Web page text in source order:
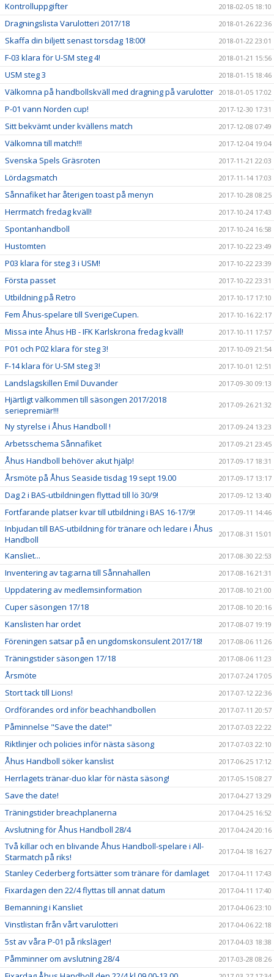
Kontrolluppgifter 2018-02-05 18:10
Dragningslista Varulotteri 2017/18 2018-01-26 22:36
Skaffa din biljett senast torsdag 18:00! 2018-01-22 23:01
F-03 klara för U-SM steg 4! 2018-01-21 15:56
USM steg 3 2018-01-15 18:46
Välkomna på handbollskväll med dragning på varulotter 2018-01-05 17:02
P-01 vann Norden cup! 2017-12-30 17:31
Sitt bekvämt under kvällens match 2017-12-08 07:49
Välkomna till match!!! 2017-12-04 19:04
Svenska Spels Gräsroten 2017-11-21 22:03
Lördagsmatch 2017-11-14 17:03
Sånnafiket har återigen toast på menyn 2017-10-28 08:25
Herrmatch fredag kväll! 2017-10-24 17:43
Spontanhandboll 2017-10-24 16:58
Hustomten 2017-10-22 23:49
P03 klara för steg 3 i USM! 2017-10-22 23:39
Första passet 2017-10-22 23:31
Utbildning på Retro 2017-10-17 17:10
Fem Åhus-spelare till SverigeCupen. 2017-10-16 22:17
Missa inte Åhus HB - IFK Karlskrona fredag kväll! 2017-10-11 17:57
P01 och P02 klara för steg 3! 2017-10-09 21:54
F-14 klara för U-SM steg 3! 2017-10-01 12:51
Landslagskillen Emil Duvander 2017-09-30 09:13
Hjärtligt välkommen till säsongen 2017/2018
seriepremiär!!!
2017-09-26 21:32
Ny styrelse i Åhus Handboll ! 2017-09-24 13:23
Arbetsschema Sånnafiket 2017-09-21 23:45
Åhus Handboll behöver akut hjälp! 2017-09-17 18:31
Årsmöte på Åhus Seaside tisdag 19 sept 19.00 2017-09-17 13:17
Dag 2 i BAS-utbildningen flyttad till lö 30/9! 2017-09-12 13:40
Fortfarande platser kvar till utbildning i BAS 16-17/9! 2017-09-11 14:46
Inbjudan till BAS-utbildning för tränare och ledare i Åhus
Handboll
2017-08-31 15:01
Kansliet... 2017-08-30 22:53
Inventering av tag:arna till Sånnahallen 2017-08-16 21:31
Uppdatering av medlemsinformation 2017-08-10 21:00
Cuper säsongen 17/18 2017-08-10 20:16
Kanslisten har ordet 2017-08-07 19:19
Föreningen satsar på en ungdomskonsulent 2017/18! 2017-08-06 11:26
Träningstider säsongen 17/18 2017-08-06 11:23
Årsmöte 2017-07-24 17:05
Stort tack till Lions! 2017-07-12 22:36
Ordförandes ord inför beachhandbollen 2017-07-11 20:57
Påminnelse "Save the date!" 2017-07-03 22:22
Riktlinjer och policies inför nästa säsong 2017-07-03 22:10
Åhus Handboll söker kanslist 2017-06-25 17:12
Herrlagets tränar-duo klar för nästa säsong! 2017-05-15 08:27
Save the date! 2017-04-27 13:29
Träningstider breachplanerna 2017-04-25 16:52
Avslutning för Åhus Handboll 28/4 2017-04-24 20:16
Två killar och en blivande Åhus Handboll-spelare i All-
Starmatch på riks!
2017-04-18 16:27
Stanley Cederberg fortsätter som tränare för damlaget 2017-04-11 17:43
Fixardagen den 22/4 flyttas till annat datum 2017-04-11 17:40
Bemanning i Kansliet 2017-04-06 23:10
Vinstlistan från vårt varulotteri 2017-04-06 22:18
5st av våra P-01 på riksläger! 2017-04-03 18:38
Påmminner om avslutning 28/4 2017-03-28 08:26